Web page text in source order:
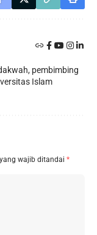
pembimbing
Islam
wajib ditandai *